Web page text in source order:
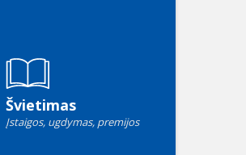
Švietimas
Įstaigos, ugdymas, premijos